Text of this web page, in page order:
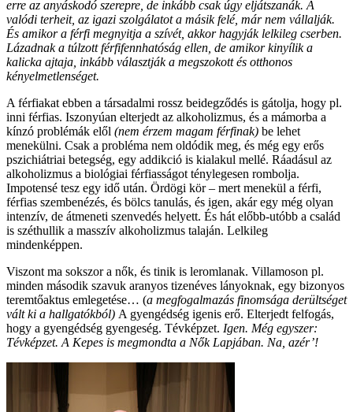
erre az anyáskodó szerepre, de inkább csak úgy eljátszanák. A
valódi terheit, az igazi szolgálatot a másik felé, már nem vállalják.
És amikor a férfi megnyitja a szívét, akkor hagyják lelkileg cserben.
Lázadnak a túlzott férfifennhatóság ellen, de amikor kinyílik a
kalicka ajtaja, inkább választják a megszokott és otthonos
kényelmetlenséget.
A férfiakat ebben a társadalmi rossz beidegződés is gátolja, hogy pl.
inni férfias. Iszonyúan elterjedt az alkoholizmus, és a mámorba a
kínzó problémák elől (nem érzem magam férfinak) be lehet
menekülni. Csak a probléma nem oldódik meg, és még egy erős
pszichiátriai betegség, egy addikció is kialakul mellé. Ráadásul az
alkoholizmus a biológiai férfiasságot ténylegesen rombolja.
Impotensé tesz egy idő után. Ördögi kör – mert menekül a férfi,
férfias szembenézés, és bölcs tanulás, és igen, akár egy még olyan
intenzív, de átmeneti szenvedés helyett. És hát előbb-utóbb a család
is széthullik a masszív alkoholizmus talaján. Lelkileg
mindenképpen.
Viszont ma sokszor a nők, és tinik is leromlanak. Villamoson pl.
minden második szavuk aranyos tizenéves lányoknak, egy bizonyos
teremtőaktus emlegetése… (a megfogalmazás finomsága derültséget
vált ki a hallgatókból) A gyengédség igenis erő. Elterjedt felfogás,
hogy a gyengédség gyengeség. Tévképzet. Igen. Még egyszer:
Tévképzet. A Kepes is megmondta a Nők Lapjában. Na, azér’!